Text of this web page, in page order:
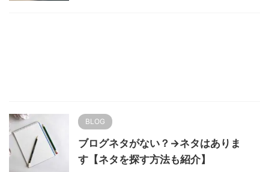
BLOG
ブログネタがない？→ネタはありま
す【ネタを探す方法も紹介】